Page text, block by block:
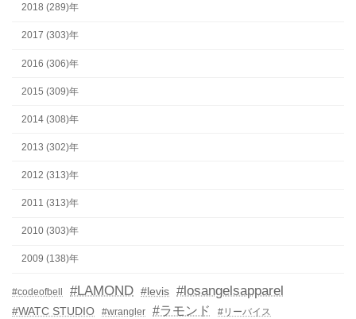
2018 (289)年
2017 (303)年
2016 (306)年
2015 (309)年
2014 (308)年
2013 (302)年
2012 (313)年
2011 (313)年
2010 (303)年
2009 (138)年
#codeofbell #LAMOND #levis #losangelsapparel
#WATC STUDIO #wrangler #ラモンド
#リーバイス